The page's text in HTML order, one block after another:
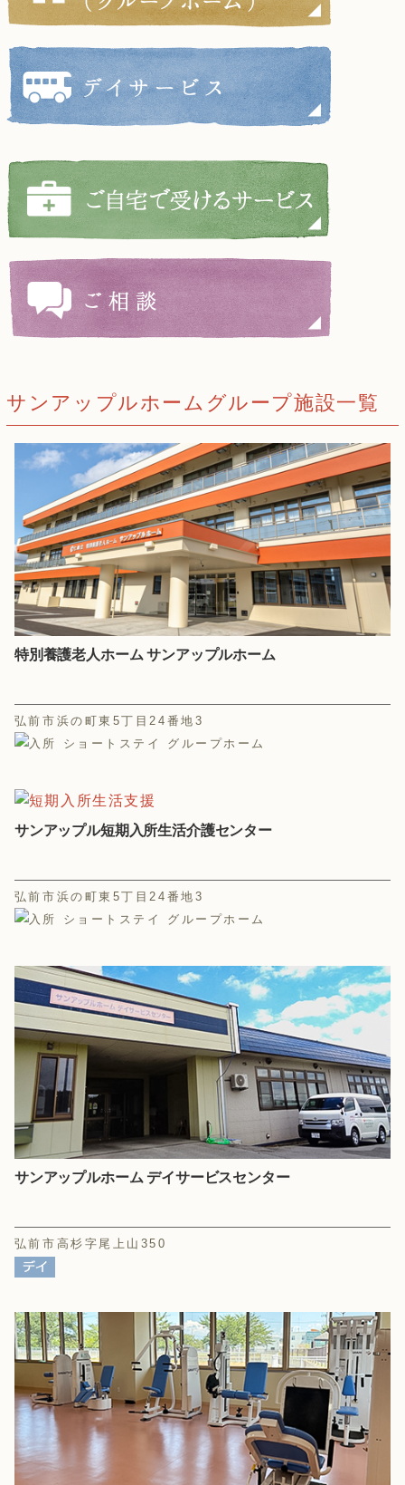
サンアップルホームグループ施設一覧
特別養護老人ホーム サンアップルホーム
弘前市浜の町東5丁目24番地3
サンアップル短期入所生活介護センター
弘前市浜の町東5丁目24番地3
サンアップルホーム デイサービスセンター
弘前市高杉字尾上山350